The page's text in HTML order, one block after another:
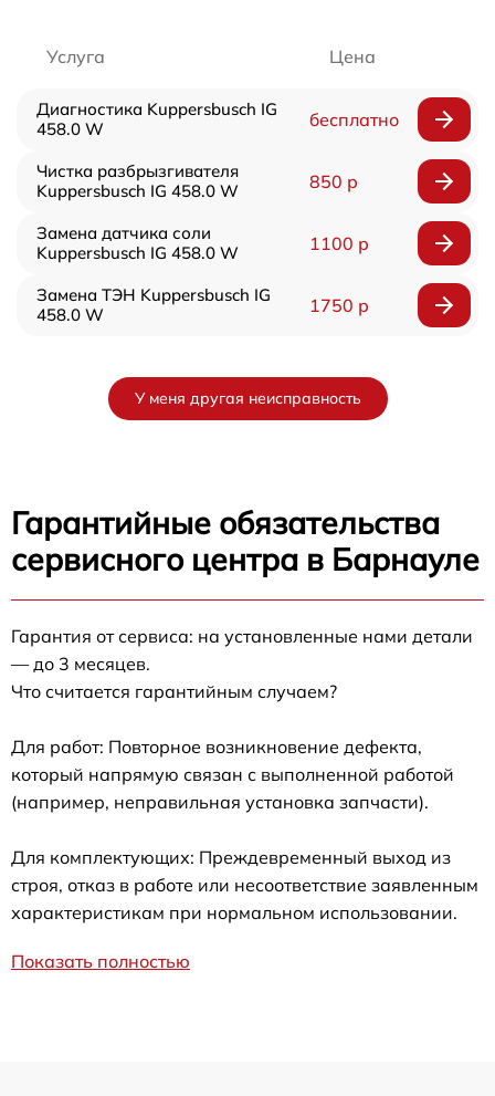
Услуга Цена
Диагностика Kuppersbusch IG
458.0 W
бесплатно
Чистка разбрызгивателя
Kuppersbusch IG 458.0 W
850 р
Замена датчика соли
Kuppersbusch IG 458.0 W
1100 р
Замена ТЭН Kuppersbusch IG
458.0 W
1750 р
У меня другая неисправность
Гарантийные обязательства
сервисного центра в Барнауле
Гарантия от сервиса: на установленные нами детали
— до 3 месяцев.
Что считается гарантийным случаем?
Для работ: Повторное возникновение дефекта,
который напрямую связан с выполненной работой
(например, неправильная установка запчасти).
Для комплектующих: Преждевременный выход из
строя, отказ в работе или несоответствие заявленным
характеристикам при нормальном использовании.
Показать полностью